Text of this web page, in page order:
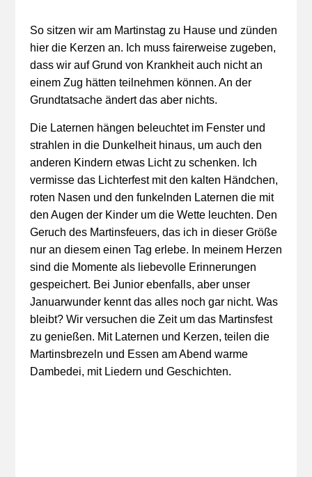
So sitzen wir am Martinstag zu Hause und zünden
hier die Kerzen an. Ich muss fairerweise zugeben,
dass wir auf Grund von Krankheit auch nicht an
einem Zug hätten teilnehmen können. An der
Grundtatsache ändert das aber nichts.
Die Laternen hängen beleuchtet im Fenster und
strahlen in die Dunkelheit hinaus, um auch den
anderen Kindern etwas Licht zu schenken. Ich
vermisse das Lichterfest mit den kalten Händchen,
roten Nasen und den funkelnden Laternen die mit
den Augen der Kinder um die Wette leuchten. Den
Geruch des Martinsfeuers, das ich in dieser Größe
nur an diesem einen Tag erlebe. In meinem Herzen
sind die Momente als liebevolle Erinnerungen
gespeichert. Bei Junior ebenfalls, aber unser
Januarwunder kennt das alles noch gar nicht. Was
bleibt? Wir versuchen die Zeit um das Martinsfest
zu genießen. Mit Laternen und Kerzen, teilen die
Martinsbrezeln und Essen am Abend warme
Dambedei, mit Liedern und Geschichten.